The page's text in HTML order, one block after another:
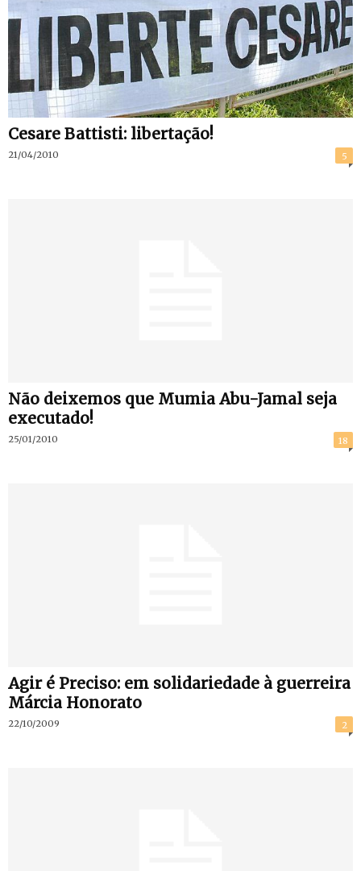
Cesare Battisti: libertação!
21/04/2010 5
Não deixemos que Mumia Abu-Jamal seja
executado!
25/01/2010 18
Agir é Preciso: em solidariedade à guerreira
Márcia Honorato
22/10/2009 2